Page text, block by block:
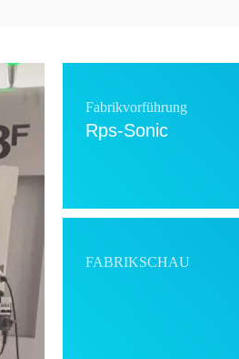
Fabrikvorführung
Rps-Sonic
FABRIKSCHAU